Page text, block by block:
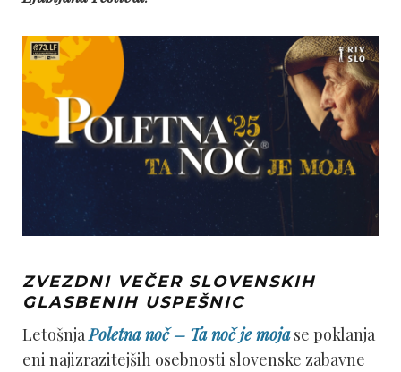
ZVEZDNI VEČER SLOVENSKIH
GLASBENIH USPEŠNIC
LetošnjaPoletna noč – Ta noč je moja se poklanja
eni najizrazitejših osebnosti slovenske zabavne